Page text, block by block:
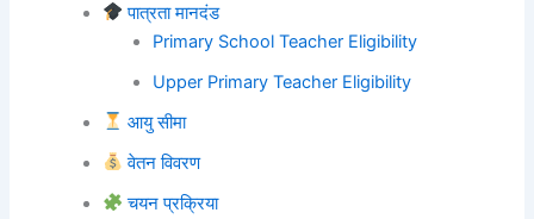
पात्रता मानदंड
Primary School Teacher Eligibility
Upper Primary Teacher Eligibility
आयु सीमा
वेतन विवरण
चयन प्रक्रिया